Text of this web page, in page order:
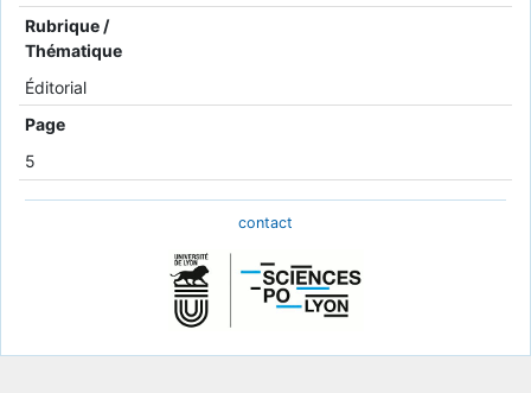
Rubrique /
Thématique
Éditorial
Page
5
contact